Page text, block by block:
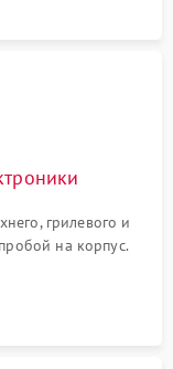
грилевого и
на корпус.